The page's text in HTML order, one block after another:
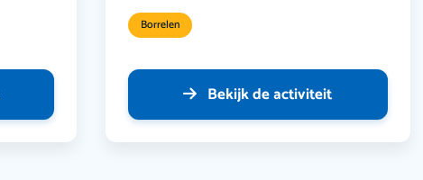
Borrelen
Bekijk de activiteit